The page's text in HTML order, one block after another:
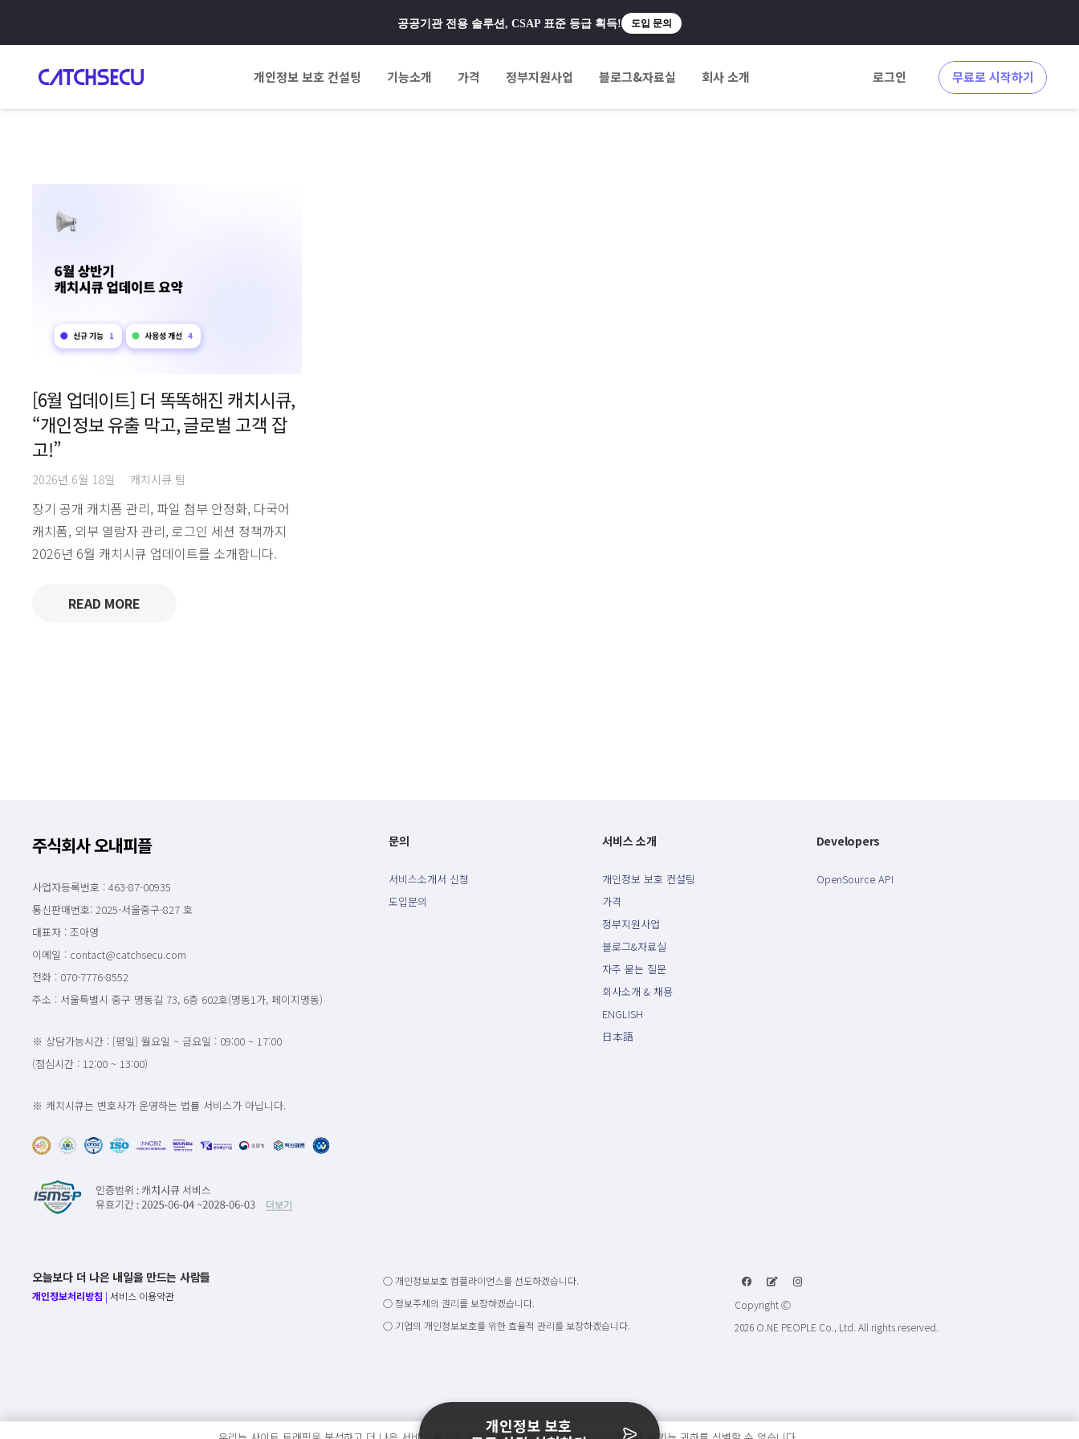
공공기관 전용 솔루션, CSAP 표준 등급 획득! 도입 문의
개인정보 보호 컨설팅 기능소개 가격 정부지원사업 블로그&자료실 회사 소개 로그인 무료로 시작하기
[6월 업데이트] 더 똑똑해진 캐치시큐,
“개인정보 유출 막고, 글로벌 고객 잡
고!”
2026년 6월 18일 캐치시큐 팀
장기 공개 캐치폼 관리, 파일 첨부 안정화, 다국어
캐치폼, 외부 열람자 관리, 로그인 세션 정책까지
2026년 6월 캐치시큐 업데이트를 소개합니다.
READ MORE
주식회사 오내피플
사업자등록번호 : 463-87-00935
통신판매번호: 2025-서울중구-827 호
대표자 : 조아영
이메일 : contact@catchsecu.com
전화 : 070-7776-8552
주소 : 서울특별시 중구 명동길 73, 6층 602호(명동1가, 페이지명동)
※ 상담가능시간 : [평일] 월요일 ~ 금요일 : 09:00 ~ 17:00
(점심시간 : 12:00 ~ 13:00)
※ 캐치시큐는 변호사가 운영하는 법률 서비스가 아닙니다.
문의
서비스소개서 신청
도입문의
서비스 소개
개인정보 보호 컨설팅
가격
정부지원사업
블로그&자료실
자주 묻는 질문
회사소개 & 채용
ENGLISH
日本語
Developers
OpenSource API
오늘보다 더 나은 내일을 만드는 사람들
개인정보처리방침 | 서비스 이용약관
○ 개인정보보호 컴플라이언스를 선도하겠습니다.
○ 정보주체의 권리를 보장하겠습니다.
○ 기업의 개인정보보호를 위한 효율적 관리를 보장하겠습니다.
Copyright Ⓒ
2026 O.NE PEOPLE Co., Ltd. All rights reserved.
개인정보 보호